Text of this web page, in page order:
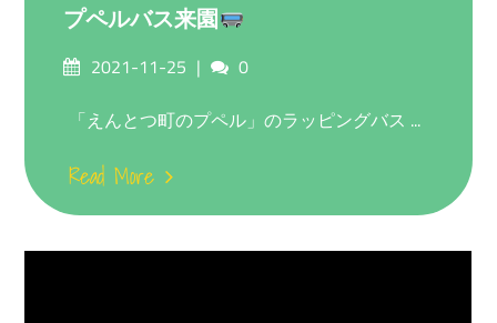
プペルバス来園
Posted2021-11-25 Comments
0
「えんとつ町のプペル」のラッピングバス ...
Read More